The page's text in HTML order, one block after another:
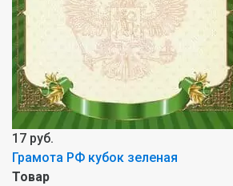
17 руб.
Грамота РФ кубок зеленая
Товар